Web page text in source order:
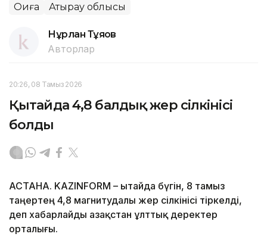
Оқиға Атырау облысы
Нұрлан Тұяқов
Авторлар
20:26, 08 Тамыз 2026
Қытайда 4,8 балдық жер сілкінісі
болды
АСТАНА. KAZINFORM – Қытайда бүгін, 8 тамыз
таңертең 4,8 магнитудалы жер сілкінісі тіркелді,
деп хабарлайды Қазақстан ұлттық деректер
орталығы.